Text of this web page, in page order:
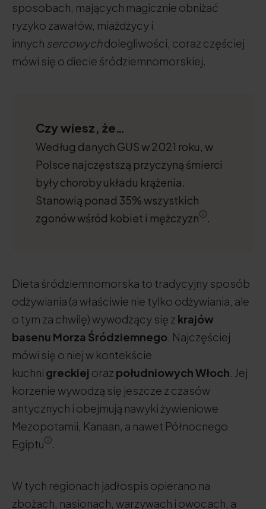
sposobach, mających magicznie obniżać
ryzyko zawałów, miażdżycy i
innych sercowychdolegliwości, coraz częściej
mówi się o diecie śródziemnomorskiej.
Czy wiesz, że…
Według danych GUS w 2021 roku, w
Polsce najczęstszą przyczyną śmierci
były choroby układu krążenia.
Stanowią ponad 35% wszystkich
zgonów wśród kobiet i mężczyzn
.
Dieta śródziemnomorska to tradycyjny sposób
odżywiania (a właściwie nie tylko odżywiania, ale
o tym za chwilę) wywodzący się z krajów
basenu Morza Śródziemnego. Najczęściej
mówi się o niej w kontekście
kuchni greckiej oraz południowych Włoch. Jej
korzenie wywodzą się jeszcze z czasów
antycznych i obejmują nawyki żywieniowe
Mezopotamii, Kanaan, a nawet Północnego
Egiptu
.
W tych regionach jadłospis opierano na
zbożach, nasionach, warzywach i owocach, a